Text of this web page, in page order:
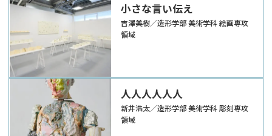
小さな言い伝え
吉澤美樹／造形学部 美術学科 絵画専攻
領域
人人人人人人
新井浩太／造形学部 美術学科 彫刻専攻
領域